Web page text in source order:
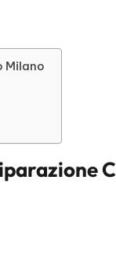
Milano